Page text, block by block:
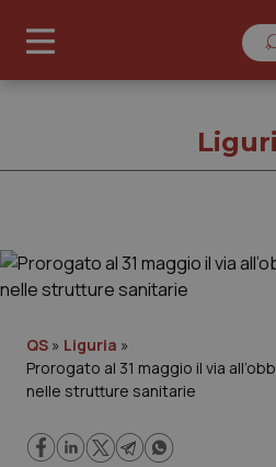
Governo e Parlamento
Regioni e Asl
QS » Liguria »
Prorogato al 31 maggio il via
nelle strutture sanitarie